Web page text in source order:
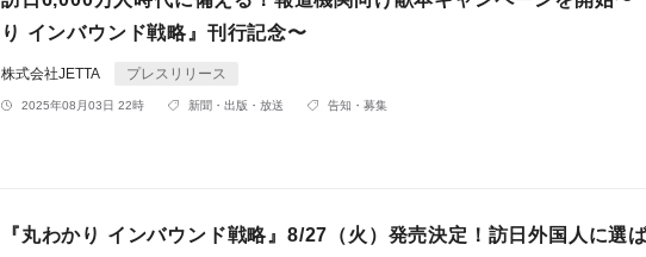
り インバウンド戦略』刊行記念〜
株式会社JETTA プレスリリース
2025年08月03日 22時 新聞・出版・放送 告知・募集
『丸わかり インバウンド戦略』8/27（火）発売決定！訪日外国人に選